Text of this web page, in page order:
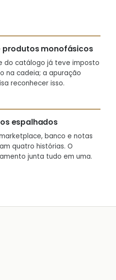
produtos monofásicos
do catálogo já teve imposto
na cadeia; a apuração
reconhecer isso.
espalhados
marketplace, banco e notas
quatro histórias. O
junta tudo em uma.